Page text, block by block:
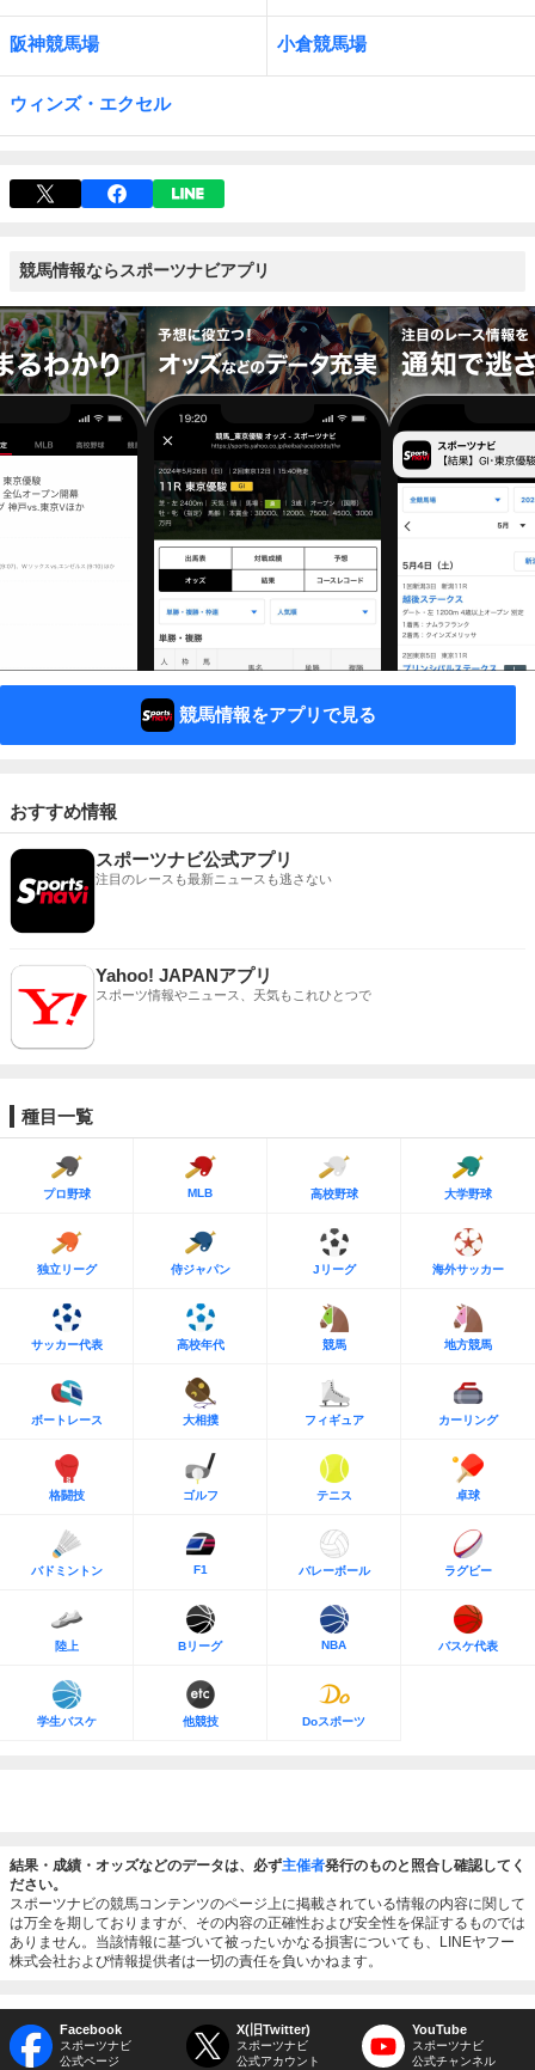
阪神競馬場 小倉競馬場
ウィンズ・エクセル
競馬情報ならスポーツナビアプリ
競馬情報をアプリで見る
おすすめ情報
スポーツナビ公式アプリ
注目のレースも最新ニュースも逃さない
Yahoo! JAPANアプリ
スポーツ情報やニュース、天気もこれひとつで
種目一覧
プロ野球 MLB 高校野球 大学野球
独立リーグ 侍ジャパン Jリーグ 海外サッカー
サッカー代表 高校年代 競馬 地方競馬
ボートレース 大相撲 フィギュア カーリング
格闘技 ゴルフ テニス 卓球
バドミントン F1 バレーボール ラグビー
陸上 Bリーグ NBA バスケ代表
学生バスケ 他競技 Doスポーツ
結果・成績・オッズなどのデータは、必ず主催者発行のものと照合し確認してく
ださい。
スポーツナビの競馬コンテンツのページ上に掲載されている情報の内容に関して
は万全を期しておりますが、その内容の正確性および安全性を保証するものでは
ありません。当該情報に基づいて被ったいかなる損害についても、LINEヤフー
株式会社および情報提供者は一切の責任を負いかねます。
Facebook
スポーツナビ
公式ページ
X(旧Twitter)
スポーツナビ
公式アカウント
YouTube
スポーツナビ
公式チャンネル